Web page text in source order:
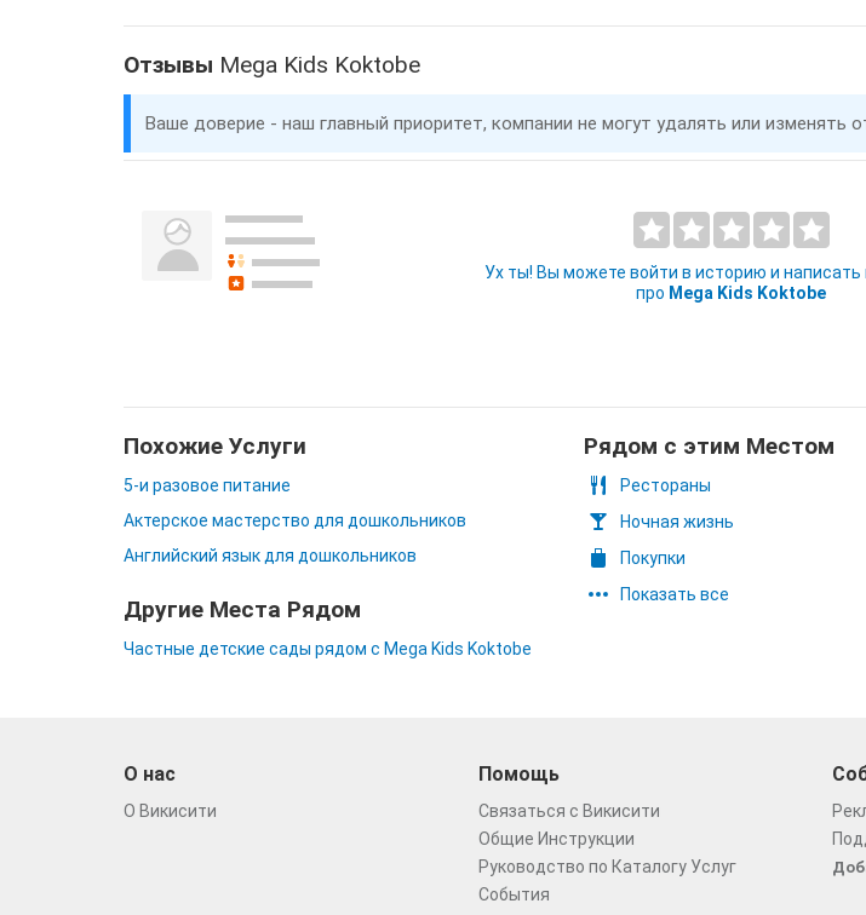
Отзывы Mega Kids Koktobe
Ваше доверие - наш главный приоритет, компании не могут удалять или изменять
Ух ты! Вы можете войти в историю и
про Mega Kids Koktobe
Похожие Услуги
5-и разовое питание
Актерское мастерство для дошкольников
Английский язык для дошкольников
Другие Места Рядом
Частные детские сады рядом с Mega Kids Koktobe
Рядом с этим Местом
Рестораны
Ночная жизнь
Покупки
Показать все
О нас
О Викисити
Помощь
Связаться с Викисити
Общие Инструкции
Руководство по Каталогу Услуг
События